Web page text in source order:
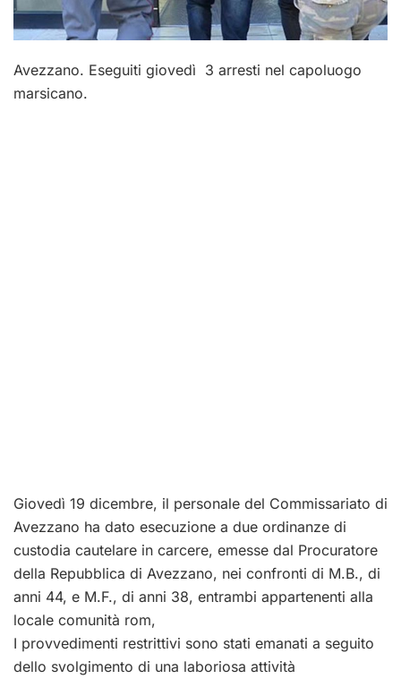
Avezzano. Eseguiti giovedì 3 arresti nel capoluogo
marsicano.
Giovedì 19 dicembre, il personale del Commissariato di
Avezzano ha dato esecuzione a due ordinanze di
custodia cautelare in carcere, emesse dal Procuratore
della Repubblica di Avezzano, nei confronti di M.B., di
anni 44, e M.F., di anni 38, entrambi appartenenti alla
locale comunità rom,
I provvedimenti restrittivi sono stati emanati a seguito
dello svolgimento di una laboriosa attività